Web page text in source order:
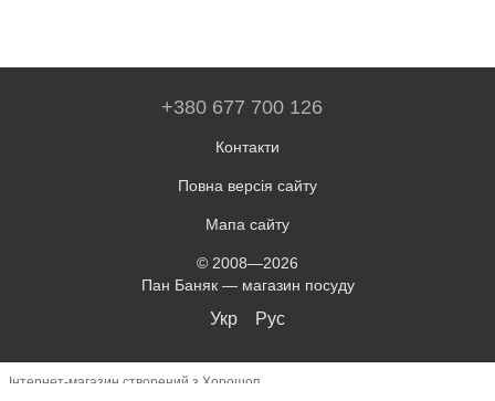
+380 677 700 126
Контакти
Повна версія сайту
Мапа сайту
© 2008—2026
Пан Баняк — магазин посуду
Укр Рус
Інтернет-магазин створений з Хорошоп